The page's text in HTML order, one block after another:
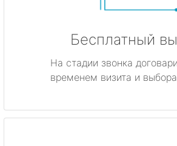
Бесплатный
На стадии звонка
временем визита и